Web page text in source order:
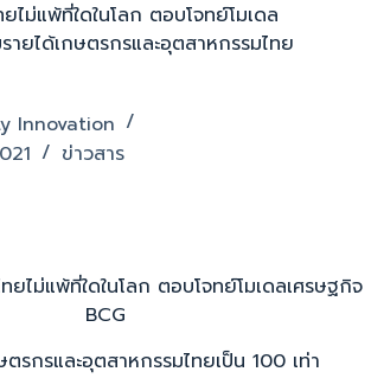
ไม่แพ้ที่ใดในโลก ตอบโจทย์โมเดล
ายได้เกษตรกรและอุตสาหกรรมไทย
Innovation
ข่าวสาร
ยไม่แพ้ที่ใดในโลก ตอบโจทย์โมเดลเศรษฐกิจ
BCG
ตรกรและอุตสาหกรรมไทยเป็น 100 เท่า